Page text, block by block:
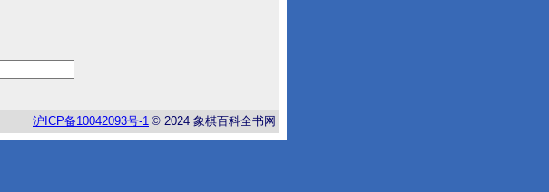
沪 ICP备10042093号-1 © 2024 象棋百科全书网